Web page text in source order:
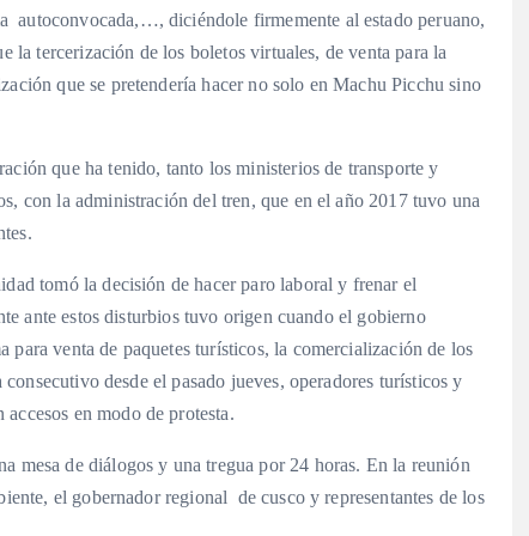
autoconvocada,…, diciéndole firmemente al estado peruano,
la tercerización de los boletos virtuales, de venta para la
que se pretendería hacer no solo en Machu Picchu sino
que ha tenido, tanto los ministerios de transporte y
con la administración del tren, que en el año 2017 tuvo una
tomó la decisión de hacer paro laboral y frenar el
ante estos disturbios tuvo origen cuando el gobierno
para venta de paquetes turísticos, la comercialización de los
desde el pasado jueves, operadores turísticos y
en modo de protesta.
mesa de diálogos y una tregua por 24 horas. En la reunión
el gobernador regional de cusco y representantes de los